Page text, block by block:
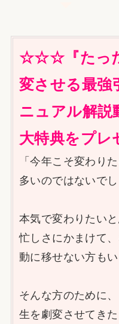
☆☆☆『たっ
変させる最強
ニュアル解説
大特典をプ
「今年こそ変わり
多いのではないで
本気で変わりたい
忙しさにかまけて
動に移せない方も
そんな方のために
生を劇変させてき